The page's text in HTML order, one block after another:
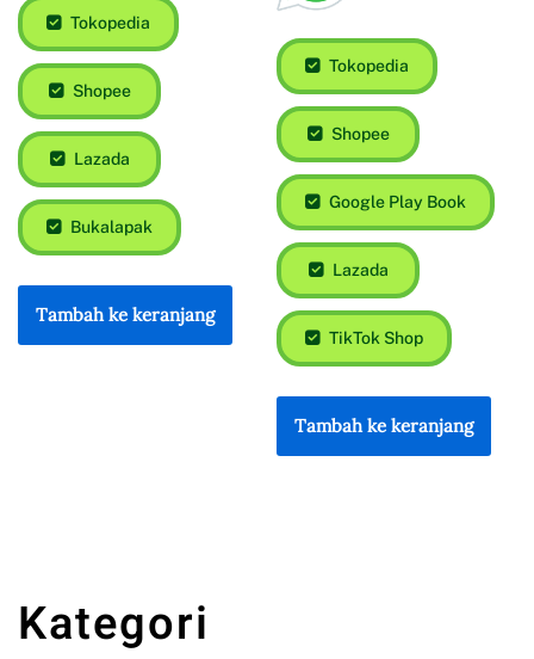
Tokopedia
Shopee
Lazada
Bukalapak
Tambah ke keranjang
Tokopedia
Shopee
Google Play Book
Lazada
TikTok Shop
Tambah ke keranjang
Kategori